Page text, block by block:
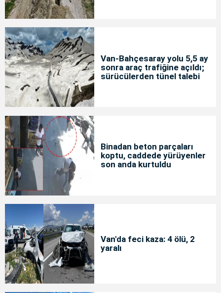
Van-Bahçesaray yolu 5,5 ay
sonra araç trafiğine açıldı;
sürücülerden tünel talebi
Binadan beton parçaları
koptu, caddede yürüyenler
son anda kurtuldu
Van'da feci kaza: 4 ölü, 2
yaralı